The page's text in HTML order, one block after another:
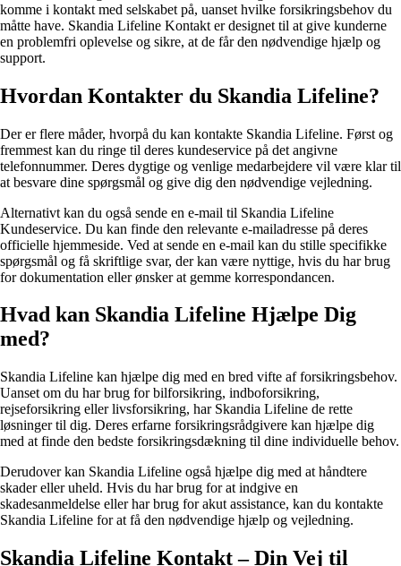
komme i kontakt med selskabet på, uanset hvilke forsikringsbehov du
måtte have. Skandia Lifeline Kontakt er designet til at give kunderne
en problemfri oplevelse og sikre, at de får den nødvendige hjælp og
support.
Hvordan Kontakter du Skandia Lifeline?
Der er flere måder, hvorpå du kan kontakte Skandia Lifeline. Først og
fremmest kan du ringe til deres kundeservice på det angivne
telefonnummer. Deres dygtige og venlige medarbejdere vil være klar til
at besvare dine spørgsmål og give dig den nødvendige vejledning.
Alternativt kan du også sende en e-mail til Skandia Lifeline
Kundeservice. Du kan finde den relevante e-mailadresse på deres
officielle hjemmeside. Ved at sende en e-mail kan du stille specifikke
spørgsmål og få skriftlige svar, der kan være nyttige, hvis du har brug
for dokumentation eller ønsker at gemme korrespondancen.
Hvad kan Skandia Lifeline Hjælpe Dig
med?
Skandia Lifeline kan hjælpe dig med en bred vifte af forsikringsbehov.
Uanset om du har brug for bilforsikring, indboforsikring,
rejseforsikring eller livsforsikring, har Skandia Lifeline de rette
løsninger til dig. Deres erfarne forsikringsrådgivere kan hjælpe dig
med at finde den bedste forsikringsdækning til dine individuelle behov.
Derudover kan Skandia Lifeline også hjælpe dig med at håndtere
skader eller uheld. Hvis du har brug for at indgive en
skadesanmeldelse eller har brug for akut assistance, kan du kontakte
Skandia Lifeline for at få den nødvendige hjælp og vejledning.
Skandia Lifeline Kontakt – Din Vej til